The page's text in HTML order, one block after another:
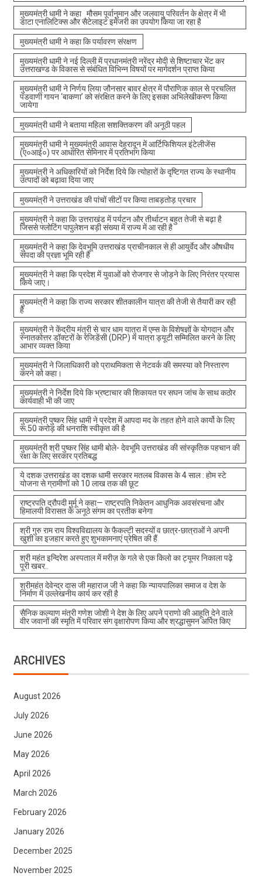
मुख्यमंत्री धामी ने कहा मौसम पूर्वानुमान और जलवायु परिवर्तन के क्षेत्र में भी
डाटा एनालिटिक्स और सैटेलाइट इमेजरी का उपयोग किया जा रहा है
मुख्यमंत्री धामी ने कहा कि पर्यावरण संरक्षण
मुख्यमंत्री धामी ने नई दिल्ली में प्रधानमंत्री नरेंद्र मोदी से शिष्टाचार भेंट कर
उत्तराखण्ड के विकास से संबंधित विभिन्न विषयों पर मार्गदर्शन प्राप्त किया
मुख्यमंत्री धामी ने निर्णय लिया जौनसार बावर क्षेत्र में पौराणिक काल से प्रचलित
पंडवाणी गायन ‘बाकणा’ को संरक्षित करने के लिए इसका अभिलेखीकरण किया
जायेगा
मुख्यमंत्री धामी ने बताया महिला सशक्तिकरण की अनूठी पहल
मुख्यमंत्री धामी ने मुख्यमंत्री आवास देहरादून में आर्टिफिशियल इंटेलीजेंस
(ए०आई०) पर आधारित सेमिनार में प्रतिभाग किया
मुख्यमंत्री ने अधिकारियों को निर्देश दिये कि त्योहारों के दृष्टिगत राज्य के स्थानीय
उत्पादों को बढ़ावा दिया जाए
मुख्यमंत्री ने उत्तराखंड की पांचों सीटों पर किया ताबड़तोड़ प्रचार
मुख्यमंत्री ने कहा कि उत्तराखंड में पर्यटन और तीर्थाटन बहुत तेजी से बढ़ा है
जिससे फ्लोटिंग पापुलेशन बड़ी संख्या में राज्य में आ रही है
मुख्यमंत्री ने कहा कि देवभूमि उत्तराखंड प्राचीनकाल से ही आयुर्वेद और औषधीय
संपदा की प्रज्ञा भूमि रही है
मुख्यमंत्री ने कहा कि प्रदेश में युवाओं को रोजगार से जोड़ने के लिए निरंतर प्रयास
किये जाए।
मुख्यमंत्री ने कहा कि राज्य सरकार शीतकालीन यात्रा की तेजी से तैयारी कर रही
है
मुख्यमंत्री ने केंद्रीय मंत्री से चार धाम यात्रा में एम्स के विशेषज्ञों के योगदान और
स्नातकोत्तर डॉक्टरों के रेजिडेंसी (DRP) में यात्रा ड्यूटी सम्मिलित करने के लिए
आभार व्यक्त किया
मुख्यमंत्री ने जिलाधिकारी को प्राथमिकता से नेटवर्क की समस्या को निस्तारण
करने को कहा।
मुख्यमंत्री ने निर्देश दिये कि भ्रष्टाचार की शिकायत पर सघन जांच के साथ कठोर
कार्यवाही भी की जाए
मुख्यमंत्री पुष्कर सिंह धामी ने प्रदेश में आपदा मद के तहत होने वाले कार्यो के लिए
रू.50 करोड़ की धनराशि स्वीकृत की है
मुख्यमंत्री श्री पुष्कर सिंह धामी बोले- देवभूमि उत्तराखंड की सांस्कृतिक पहचान की
रक्षा के लिए सरकार प्रतिबद्ध
ये दशक उत्तराखंड का दशक धामी सरकार मतलब विकास के 4 साल : होम स्टे
योजना से ग्रामीणों को 10 लाख तक की छूट
राष्ट्रपति द्रौपदी मुर्मू ने कहा— राष्ट्रपति निकेतन आधुनिक अवसंरचना और
हिमालयी विरासत के अनूठे संगम का प्रतीक बनेगा
श्री गुरु राम राय विश्वविद्यालय के फैकल्टी सदस्यों व छात्र-छात्राओं ने अपनी
खुशी का इजहार करते हुए शुभकामनाएं प्रेषित की हैं
श्री महंत इन्दिरेश अस्पताल में मरीज़ के गले से एक किलो का ट्यूमर निकाला पढ़े
पूरी खबर..
श्रीमहंत देवेन्द्र दास जी महाराज जी ने कहा कि न्यायपालिका समाज व देश के
निर्माण में उल्लेखनीय कार्य कर रही है
सैनिक कल्याण मंत्री गणेश जोशी ने देश के लिए अपने प्राणो की आहूति देने वाले
वीर जवानों की स्मृति में परिवार संग वृक्षारोपण किया और श्रद्धासुमन अर्पित किए
ARCHIVES
August 2026
July 2026
June 2026
May 2026
April 2026
March 2026
February 2026
January 2026
December 2025
November 2025